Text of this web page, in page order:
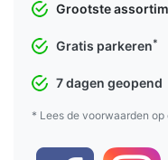
Grootste
Gratis parkeren*
7 dagen geopend
* Lees de voorwaarden op